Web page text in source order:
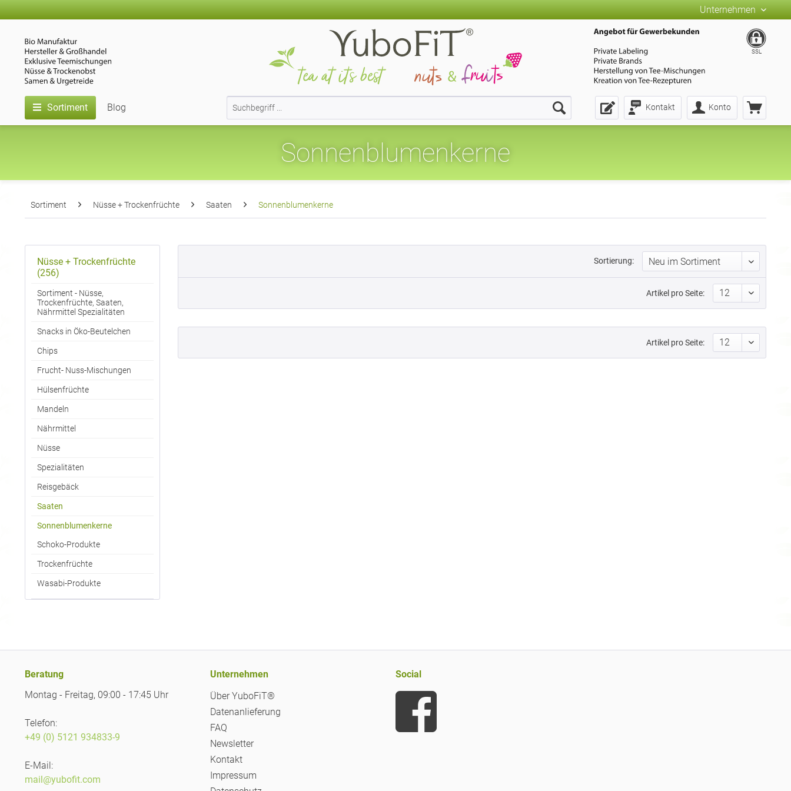
Unternehmen
Kontakt Konto
SSL
Sortiment Blog
Sonnenblumenkerne
Sortiment Nüsse + Trockenfrüchte Saaten Sonnenblumenkerne
Nüsse + Trockenfrüchte
(256)
Sortiment - Nüsse,
Trockenfrüchte, Saaten,
Nährmittel Spezialitäten
Snacks in Öko-Beutelchen
Chips
Frucht- Nuss-Mischungen
Hülsenfrüchte
Mandeln
Nährmittel
Nüsse
Spezialitäten
Reisgebäck
Saaten
Sonnenblumenkerne
Schoko-Produkte
Trockenfrüchte
Wasabi-Produkte
Sortierung:
Artikel pro Seite:
Artikel pro Seite:
Beratung
Montag - Freitag, 09:00 - 17:45 Uhr
Telefon:
+49 (0) 5121 934833-9
E-Mail:
mail@yubofit.com
Unternehmen
Über YuboFiT®
Datenanlieferung
FAQ
Newsletter
Kontakt
Impressum
Social